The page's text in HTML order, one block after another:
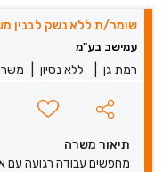
שומר/ת ללא נשק לבנין
עמישב בע"מ
רמת גן ללא נסיון
תיאור משרה
מחפשים עבודה רגועה עם